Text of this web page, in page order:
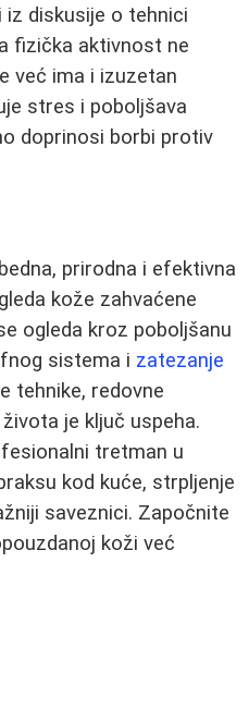
iz diskusije o tehnici
fizička aktivnost ne
već ima i izuzetan
stres i poboljšava
doprinosi borbi protiv
prirodna i efektivna
kože zahvaćene
ogleda kroz poboljšanu
sistema i zatezanje
tehnike, redovne
je ključ uspeha.
tretman u
kod kuće, strpljenje
saveznici. Započnite
koži već